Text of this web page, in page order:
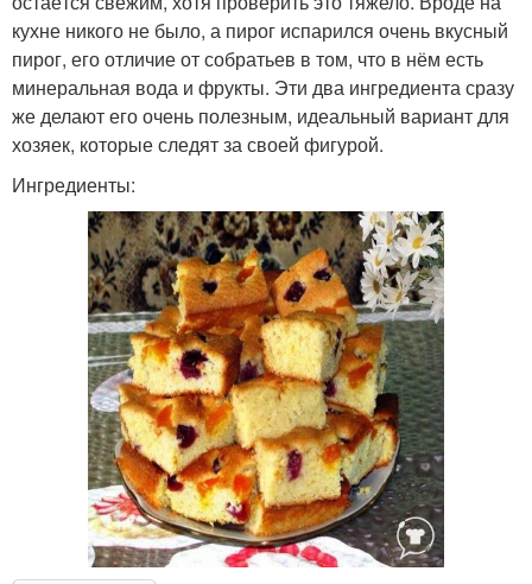
кухне никого не было, а пирог испарился очень вкусный
пирог, его отличие от собратьев в том, что в нём есть
минеральная вода и фрукты. Эти два ингредиента сразу
же делают его очень полезным, идеальный вариант для
хозяек, которые следят за своей фигурой.
Ингредиенты: